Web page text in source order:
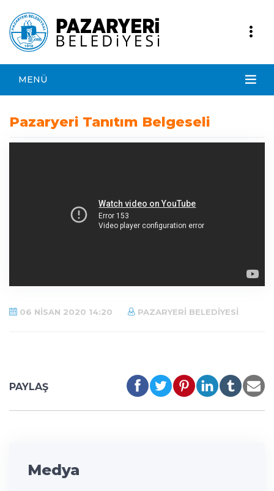
MENÜ
Pazaryeri Tanıtım Belgeseli
06 NISAN 2020 14:20 PAZARYERI BELEDIYESI
PAYLAŞ
Medya